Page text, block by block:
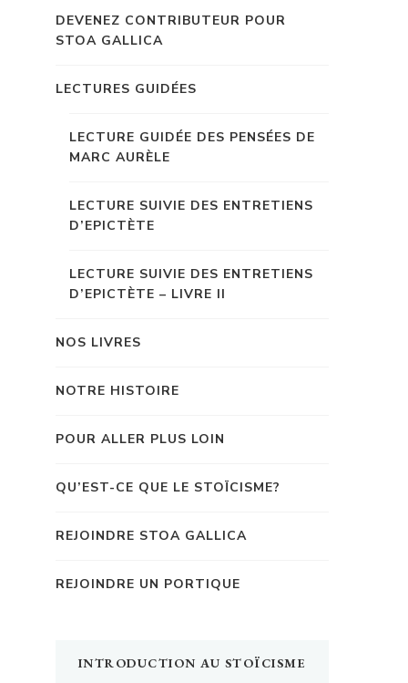
DEVENEZ CONTRIBUTEUR POUR
STOA GALLICA
LECTURES GUIDÉES
LECTURE GUIDÉE DES PENSÉES DE
MARC AURÈLE
LECTURE SUIVIE DES ENTRETIENS
D’EPICTÈTE
LECTURE SUIVIE DES ENTRETIENS
D’EPICTÈTE – LIVRE II
NOS LIVRES
NOTRE HISTOIRE
POUR ALLER PLUS LOIN
QU’EST-CE QUE LE STOÏCISME?
REJOINDRE STOA GALLICA
REJOINDRE UN PORTIQUE
INTRODUCTION AU STOÏCISME